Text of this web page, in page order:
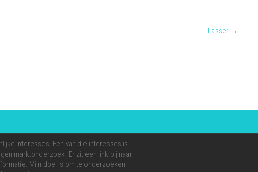
Lasser →
interesses. Een van die interesses is
marktonderzoek. Er zit een link bij naar
Mijn doel is om te onderzoeken